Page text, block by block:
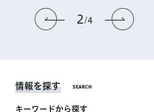
前のスライドを表示
2 4
情報を探す
キーワードから探す